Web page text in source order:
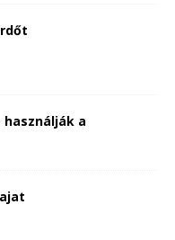
használják a